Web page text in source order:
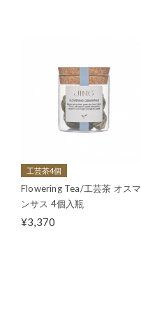
工芸茶4個
Flowering Tea/工芸茶 オスマ
ンサス 4個入瓶
¥3,370